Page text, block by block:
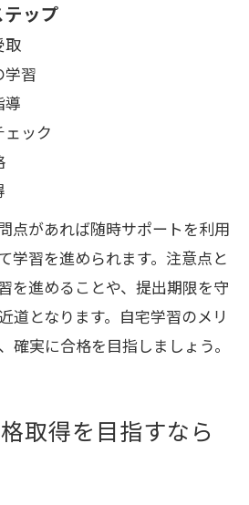
ップ
取
学習
導
ック
点があれば随時サポートを利用
学習を進められます。注意点と
を進めることや、提出期限を守
道となります。自宅学習のメリ
確実に合格を目指しましょう。
取得を目指すなら